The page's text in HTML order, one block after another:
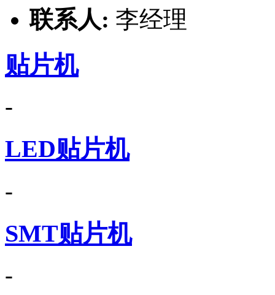
联系人: 李经理
贴片机
-
LED贴片机
-
SMT贴片机
-